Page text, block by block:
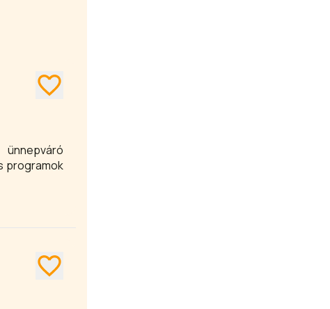
programok